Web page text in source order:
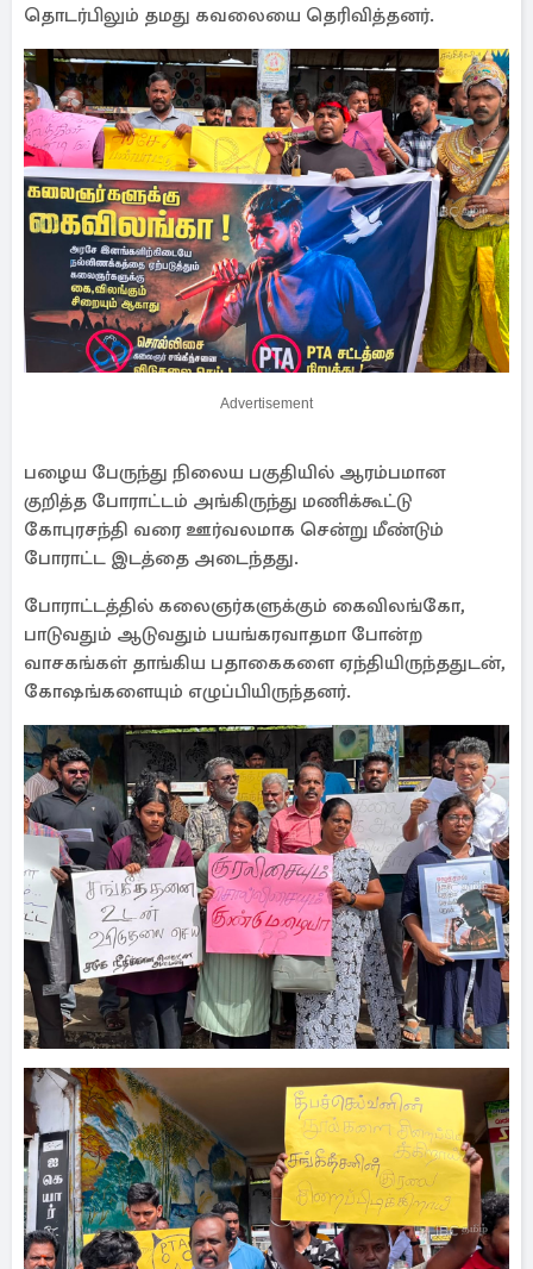
தொடர்பிலும் தமது கவலையை தெரிவித்தனர்.
Advertisement
பழைய பேருந்து நிலைய பகுதியில் ஆரம்பமான
குறித்த போராட்டம் அங்கிருந்து மணிக்கூட்டு
கோபுரசந்தி வரை ஊர்வலமாக சென்று மீண்டும்
போராட்ட இடத்தை அடைந்தது.
போராட்டத்தில் கலைஞர்களுக்கும் கைவிலங்கோ,
பாடுவதும் ஆடுவதும் பயங்கரவாதமா போன்ற
வாசகங்கள் தாங்கிய பதாகைகளை ஏந்தியிருந்ததுடன்,
கோஷங்களையும் எழுப்பியிருந்தனர்.